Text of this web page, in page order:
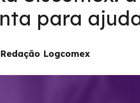
para
Redação Logcomex